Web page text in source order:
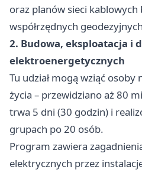
oraz planów sieci kablowych
współrzędnych
2. Budowa, eksploatacja i
elektroenergetycznych
Tu udział mogą wziąć
życia – przewidziano aż 80
trwa 5 dni (30 godzin) i
grupach po 20 osób.
Program zawiera
elektrycznych przez